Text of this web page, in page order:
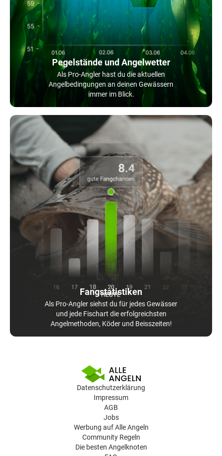
Pegelstände und Angelwetter
Als Pro-Angler hast du die aktuellen
Angelbedingungen an deinen Gewässern
immer im Blick.
Fangstatistiken
Als Pro-Angler siehst du für jedes Gewässer
und jede Fischart die erfolgreichsten
Angelmethoden, Köder und Beisszeiten!
Datenschutzerklärung
Impressum
AGB
Jobs
Werbung auf Alle Angeln
Community Regeln
Die besten Angelknoten